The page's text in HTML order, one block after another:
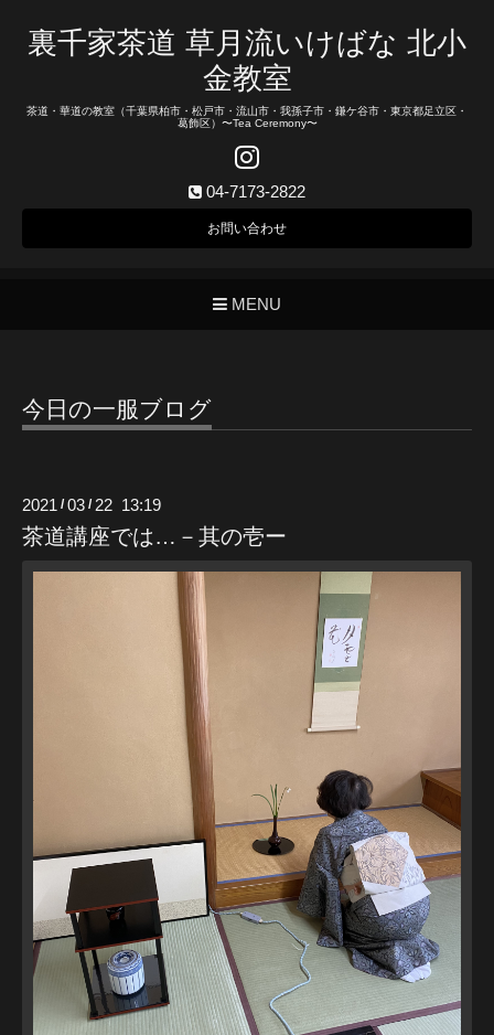
裏千家茶道 草月流いけばな 北小
金教室
茶道・華道の教室（千葉県柏市・松戸市・流山市・我孫子市・鎌ケ谷市・東京都足立区・
葛飾区）〜Tea Ceremony〜
04-7173-2822
お問い合わせ
MENU
今日の一服ブログ
2021 /03 / 22 13:19
茶道講座では…－其の壱ー